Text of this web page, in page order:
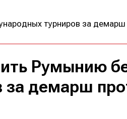
Румынию
демарш